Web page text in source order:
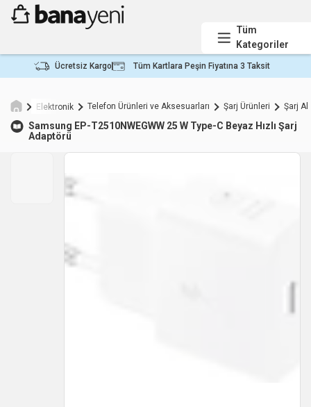
Tüm
Kategoriler
Ücretsiz Kargo Tüm Kartlara Peşin Fiyatına 3 Taksit
Elektronik Telefon Ürünleri ve Aksesuarları Şarj Ürünleri Şarj
Samsung EP-T2510NWEGWW 25 W Type-C Beyaz Hızlı Şarj
Adaptörü